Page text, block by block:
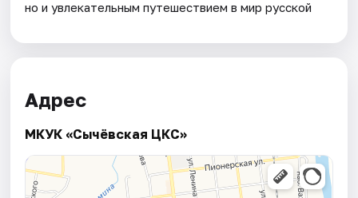
но и увлекательным путешествием в мир русской
Адрес
МКУК «Сычёвская ЦКС»